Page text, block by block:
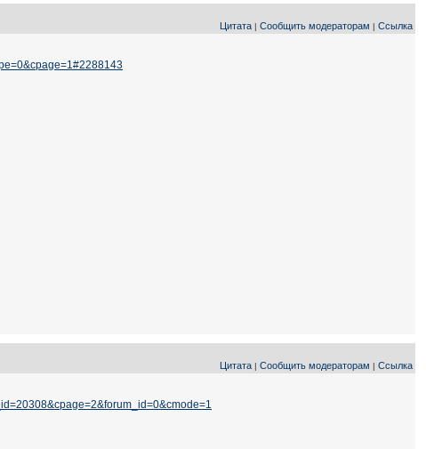
Цитата | Сообщить модераторам | Ссылка
Цитата | Сообщить модераторам | Ссылка